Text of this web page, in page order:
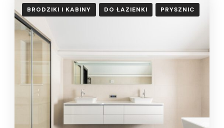
BRODZIKI I KABINY DO ŁAZIENKI PRYSZNIC